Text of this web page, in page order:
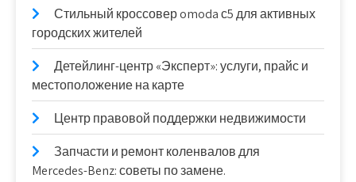
Стильный кроссовер omoda с5 для активных
городских жителей
Детейлинг-центр «Эксперт»: услуги, прайс и
местоположение на карте
Центр правовой поддержки недвижимости
Запчасти и ремонт коленвалов для
Mercedes-Benz: советы по замене.